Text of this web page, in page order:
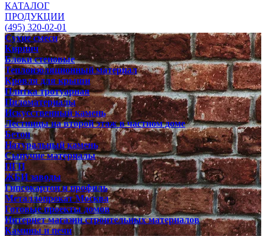
КАТАЛОГ
ПРОДУКЦИИ
(495) 320-02-01
Сухие смеси
Кирпич
Блоки стеновые
Теплоизоляционный материал
Кровля для крыши
Плитка тротуарная
Пиломатериалы
Искусственный камень
Лестницы на второй этаж в частном доме
Бетон
Натуральный камень
Сыпучие материалы
ПГП
ЖБИ заводы
Гипсокартон и профиль
Металлопрокат Москва
Готовые проекты домов
Интернет магазин строительных материалов
Камины и печи